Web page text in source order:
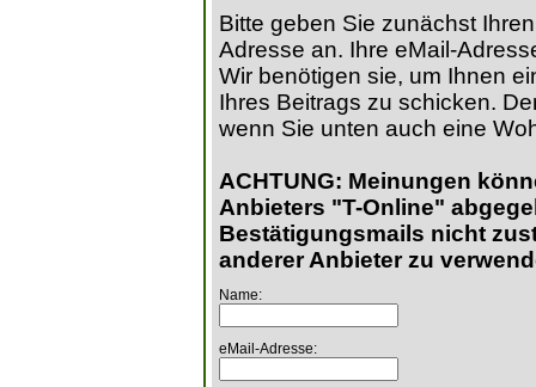
Bitte geben Sie zunächst
Adresse an. Ihre eMail-
Wir benötigen sie, um Ihnen
Ihres Beitrags zu schicken.
wenn Sie unten auch eine
ACHTUNG: Meinungen
Anbieters "T-Online"
Bestätigungsmails nicht
anderer Anbieter zu
Name:
eMail-Adresse: